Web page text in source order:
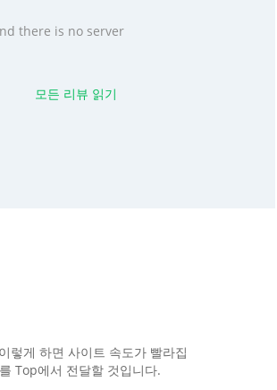
there is no server
모든 리뷰 읽기
렇게 하면 사이트 속도가 빨라집
Top에서 전달할 것입니다.